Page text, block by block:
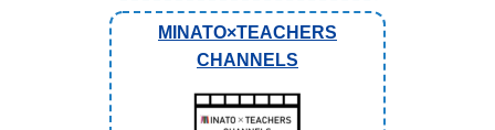
MINATO×TEACHERS
CHANNELS